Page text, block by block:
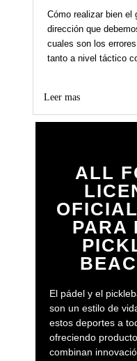
Cómo realizar bien
dirección que
cuales son los
tanto a nivel táctico
Leer mas
ALL
PARA
El pádel y el
son un estilo de
estos deportes a
ofreciendo
combinan